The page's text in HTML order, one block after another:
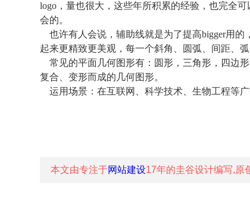
logo，量也很大，这些年所积累的经验，也完全
会的。
也许有人会说，辅助线就是为了提高bigger用的
起来更精致更美观，每一个斜角、圆弧、间距、
常见的平面几何图形有：圆形，三角形，四边
复合、变形而成的几何图形。
运用场景：在互联网、科学技术、生物工程等
本文由专注于网站建设17年的圭谷设计编写,原